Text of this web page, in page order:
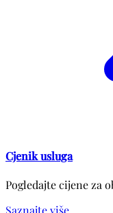
Cjenik usluga
Pogledajte cijene za
Saznajte više